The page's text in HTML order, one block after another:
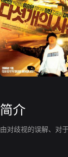
简介
由对歧视的误解、对